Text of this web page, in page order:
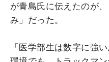
が青島氏に伝えたのが
み」だった。
「医学部生は数字に強